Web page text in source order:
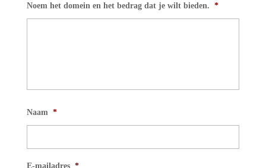
Noem het domein en het bedrag dat je wilt bieden. *
Naam *
E-mailadres *